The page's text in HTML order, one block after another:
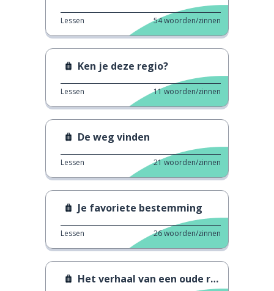
Lessen 54woorden/zinnen
Ken je deze regio?
Lessen 11woorden/zinnen
De weg vinden
Lessen 21woorden/zinnen
Je favoriete bestemming
Lessen 26woorden/zinnen
Het verhaal van een oude reiziger